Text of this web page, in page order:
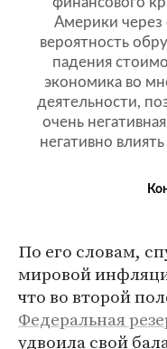
Америки
вероятность
падения
экономика во
деятельности,
очень
негативно
По его словам,
мировой
что во второй
Федеральная
удвоила свой